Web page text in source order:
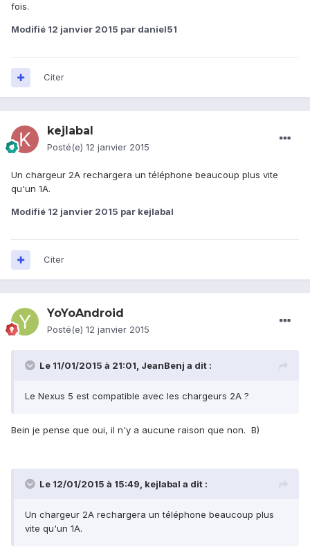
fois.
Modifié 12 janvier 2015 par daniel51
Citer
kejlabal
Posté(e) 12 janvier 2015
Un chargeur 2A rechargera un téléphone beaucoup plus vite
qu'un 1A.
Modifié 12 janvier 2015 par kejlabal
Citer
YoYoAndroid
Posté(e) 12 janvier 2015
Le 11/01/2015 à 21:01, JeanBenj a dit :
Le Nexus 5 est compatible avec les chargeurs 2A ?
Bein je pense que oui, il n'y a aucune raison que non. B)
Le 12/01/2015 à 15:49, kejlabal a dit :
Un chargeur 2A rechargera un téléphone beaucoup plus
vite qu'un 1A.